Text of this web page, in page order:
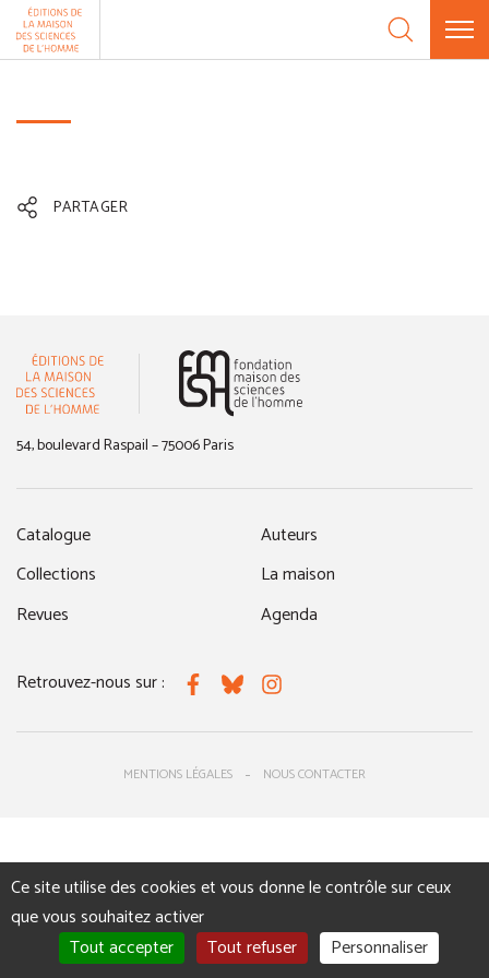
Aller au contenu
PARTAGER
54, boulevard Raspail – 75006 Paris
Catalogue
Collections
Revues
Auteurs
La maison
Agenda
Retrouvez-nous sur : FacebookBlueskyInstagram
MENTIONS LÉGALES NOUS CONTACTER
Panneau de gestion des cookies
Ce site utilise des cookies et vous donne le contrôle sur ceux
que vous souhaitez activer
Tout accepter
Tout refuser Personnaliser